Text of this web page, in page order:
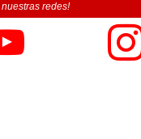
redes!